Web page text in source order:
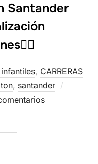
Santander
, CARRERAS
, santander